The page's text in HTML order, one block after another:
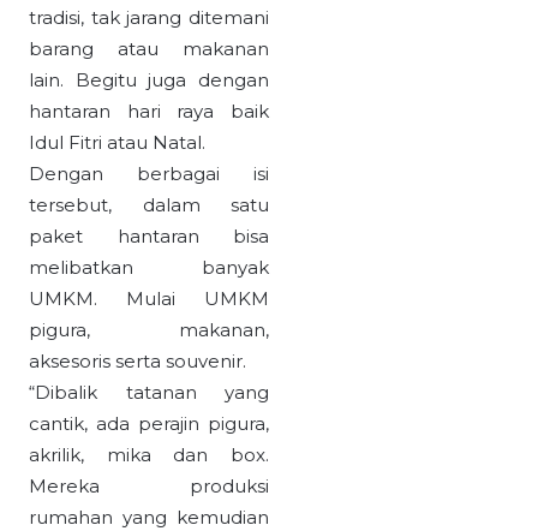
tradisi, tak jarang ditemani
barang atau makanan
lain. Begitu juga dengan
hantaran hari raya baik
Idul Fitri atau Natal.
Dengan berbagai isi
tersebut, dalam satu
paket hantaran bisa
melibatkan banyak
UMKM. Mulai UMKM
pigura, makanan,
aksesoris serta souvenir.
“Dibalik tatanan yang
cantik, ada perajin pigura,
akrilik, mika dan box.
Mereka produksi
rumahan yang kemudian